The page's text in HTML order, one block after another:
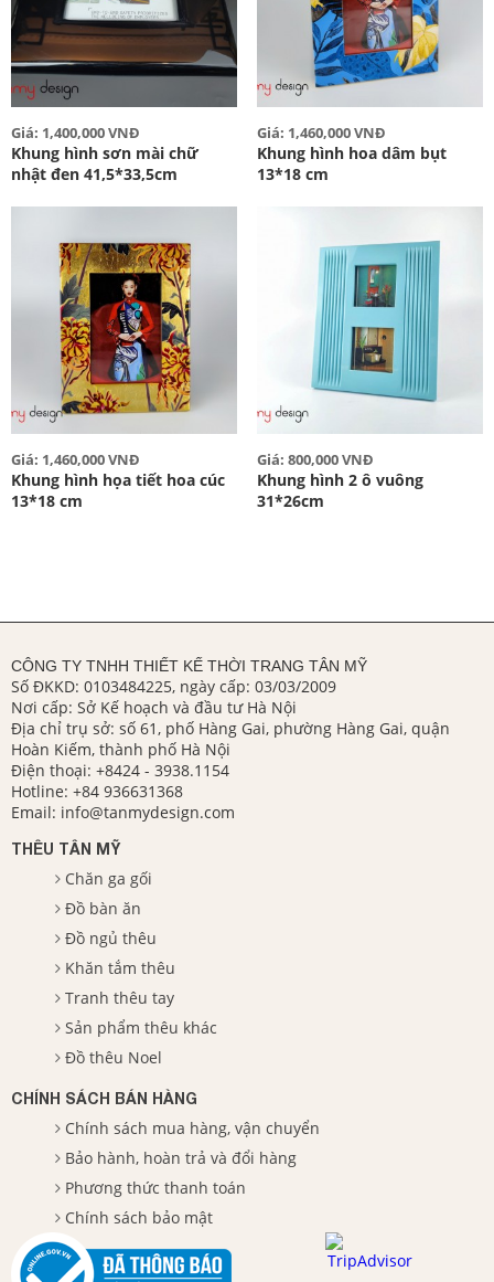
Giá: 1,400,000 VNĐ
Khung hình sơn mài chữ
nhật đen 41,5*33,5cm
Giá: 1,460,000 VNĐ
Khung hình hoa dâm bụt
13*18 cm
Giá: 1,460,000 VNĐ
Khung hình họa tiết hoa cúc
13*18 cm
Giá: 800,000 VNĐ
Khung hình 2 ô vuông
31*26cm
CÔNG TY TNHH THIẾT KẾ THỜI TRANG TÂN MỸ
Số ĐKKD: 0103484225, ngày cấp: 03/03/2009
Nơi cấp: Sở Kế hoạch và đầu tư Hà Nội
Địa chỉ trụ sở: số 61, phố Hàng Gai, phường Hàng Gai, quận
Hoàn Kiếm, thành phố Hà Nội
Điện thoại: +8424 - 3938.1154
Hotline: +84 936631368
Email: info@tanmydesign.com
THÊU TÂN MỸ
Chăn ga gối
Đồ bàn ăn
Đồ ngủ thêu
Khăn tắm thêu
Tranh thêu tay
Sản phẩm thêu khác
Đồ thêu Noel
CHÍNH SÁCH BÁN HÀNG
Chính sách mua hàng, vận chuyển
Bảo hành, hoàn trả và đổi hàng
Phương thức thanh toán
Chính sách bảo mật